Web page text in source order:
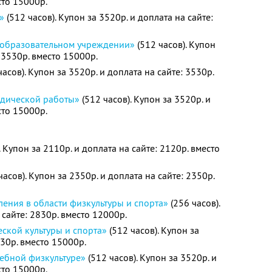
(512 часов). Купон за 3520р. и доплата на сайте:
учреждении» (512 часов). Купон
вместо 15000р.
Купон за 3520р. и доплата на сайте: 3530р.
работы» (512 часов). Купон за 3520р. и
15000р.
за 2110р. и доплата на сайте: 2120р. вместо
Купон за 2350р. и доплата на сайте: 2350р.
в области физкультуры и спорта» (256 часов).
2830р. вместо 12000р.
культуры и спорта» (512 часов). Купон за
вместо 15000р.
физкультуре» (512 часов). Купон за 3520р. и
15000р.